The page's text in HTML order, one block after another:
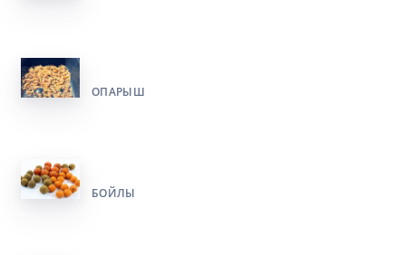
ОПАРЫШ
БОЙЛЫ